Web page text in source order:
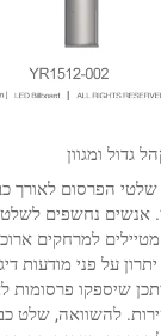
גדול ומגוון
שלטי הפרסום לאורך
אנשים נחשפים
מטיילים למרחקים
על פני מודעות
שיספקו פרסומות
להשוואה, שלט